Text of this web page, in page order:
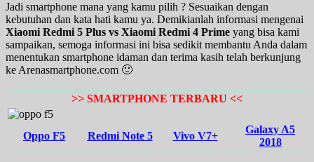
Jadi smartphone mana yang kamu pilih ? Sesuaikan dengan
kebutuhan dan kata hati kamu ya. Demikianlah informasi mengenai
Xiaomi Redmi 5 Plus vs Xiaomi Redmi 4 Prime yang bisa kami
sampaikan, semoga informasi ini bisa sedikit membantu Anda dalam
menentukan smartphone idaman dan terima kasih telah berkunjung
ke Arenasmartphone.com 🙂
>> SMARTPHONE TERBARU <<
Oppo F5 Redmi Note 5 Vivo V7+
Galaxy A5
2018